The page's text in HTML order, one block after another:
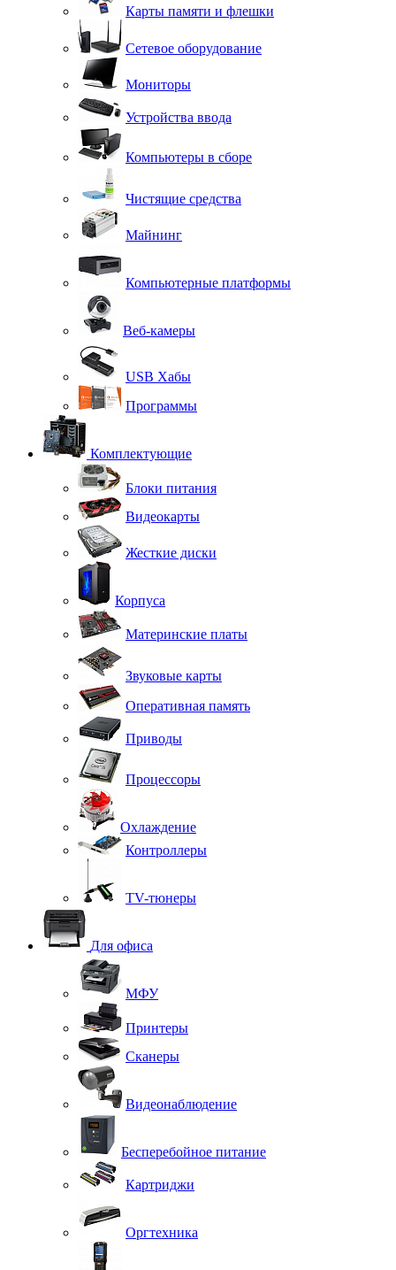
Карты памяти и флешки
Сетевое оборудование
Мониторы
Устройства ввода
Компьютеры в сборе
Чистящие средства
Майнинг
Компьютерные платформы
Веб-камеры
USB Хабы
Программы
Комплектующие
Блоки питания
Видеокарты
Жесткие диски
Корпуса
Материнские платы
Звуковые карты
Оперативная память
Приводы
Процессоры
Охлаждение
Контроллеры
TV-тюнеры
Для офиса
МФУ
Принтеры
Сканеры
Видеонаблюдение
Бесперебойное питание
Картриджи
Оргтехника